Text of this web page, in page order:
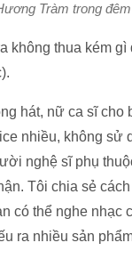
Tràm trong
không thua kém
hát, nữ ca sĩ
nhiều, không
nghệ sĩ phụ
Tôi chia sẻ
có thể nghe
ra nhiều sản